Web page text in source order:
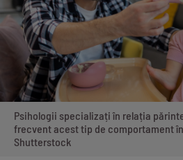
Psihologii specializați în relația
frecvent acest tip de comportament
Shutterstock